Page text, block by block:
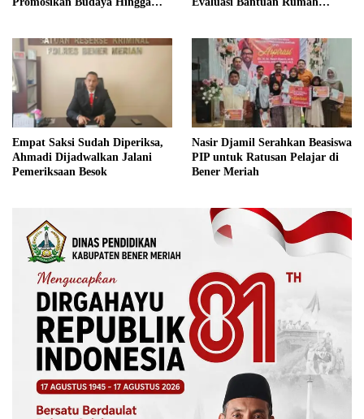
Empat Saksi Sudah Diperiksa,
Ahmadi Dijadwalkan Jalani
Pemeriksaan Besok
Nasir Djamil Serahkan Beasiswa
PIP untuk Ratusan Pelajar di
Bener Meriah